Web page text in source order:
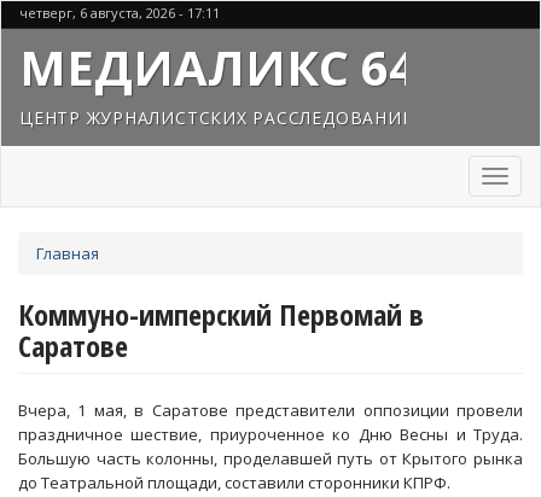
Перейти
к
основному
содержанию
четверг, 6 августа, 2026 - 17:11
МЕДИАЛИКС 64
ЦЕНТР ЖУРНАЛИСТСКИХ РАССЛЕДОВАНИЙ
Toggle
здесь
Главная
Коммуно-имперский Первомай в
Саратове
Вчера, 1 мая, в Саратове представители оппозиции провели
праздничное шествие, приуроченное ко Дню Весны и Труда.
Большую часть колонны, проделавшей путь от Крытого рынка
до Театральной площади, составили сторонники КПРФ.